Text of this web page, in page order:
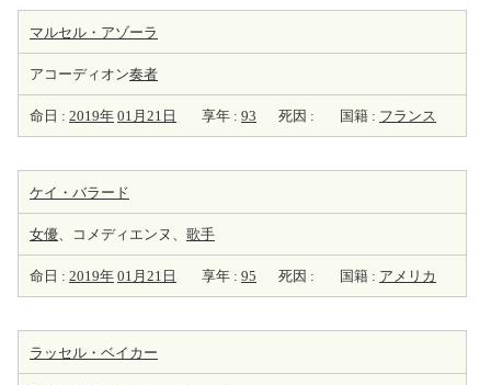
マルセル・アゾーラ
アコーディオン奏者
命日 : 2019年 01月21日 享年 : 93 死因 : 国籍 : フランス
ケイ・バラード
女優、コメディエンヌ、 歌手
命日 : 2019年 01月21日 享年 : 95 死因 : 国籍 : アメリカ
ラッセル・ベイカー